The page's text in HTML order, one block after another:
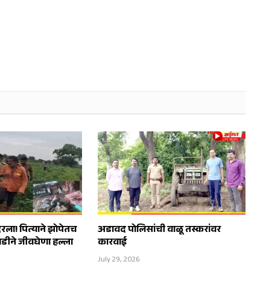
पित्याने झोपेतच
जीवघेणा हल्ला
अडावद पोलिसांची वाळू तस्करांवर
कारवाई
July 29, 2026